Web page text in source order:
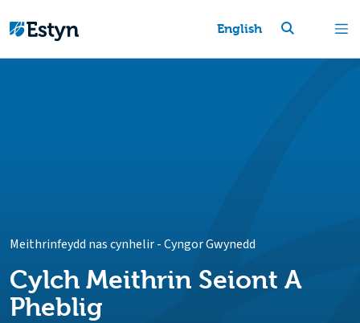
English
Meithrinfeydd nas cynhelir-Cyngor Gwynedd
Cylch Meithrin Seiont A
Pheblig